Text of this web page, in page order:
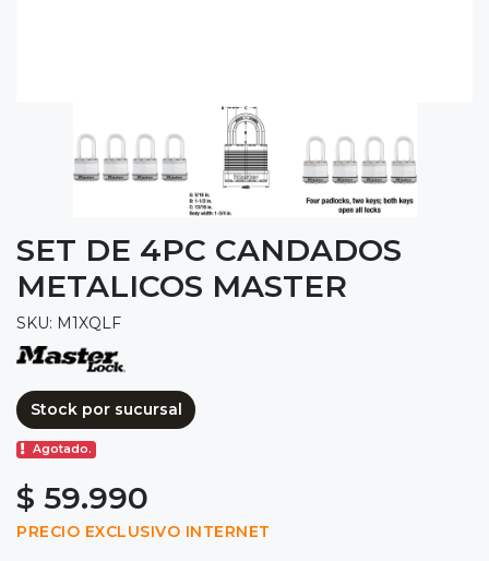
SET DE 4PC CANDADOS
METALICOS MASTER
SKU: M1XQLF
Stock por sucursal
Agotado.
$ 59.990
PRECIO EXCLUSIVO INTERNET